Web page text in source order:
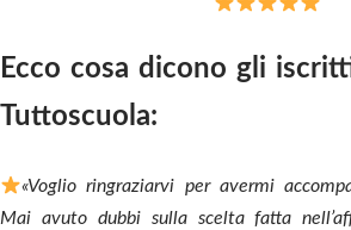
Ecco cosa dicono gli
Tuttoscuola:
«Voglio ringraziarvi per avermi
Mai avuto dubbi sulla scelta fatta